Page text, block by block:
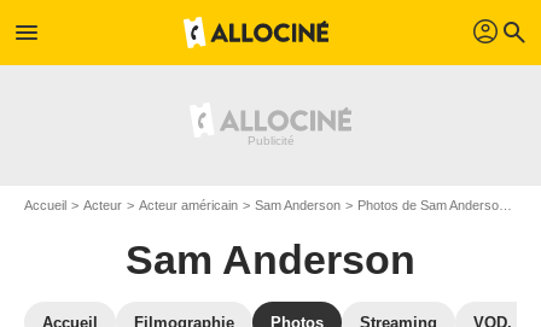
menu profil search
Accueil Acteur Acteur américain Sam Anderson Photos de Sam Anderson
Sam Anderson
Accueil Filmographie Photos Streaming VOD,